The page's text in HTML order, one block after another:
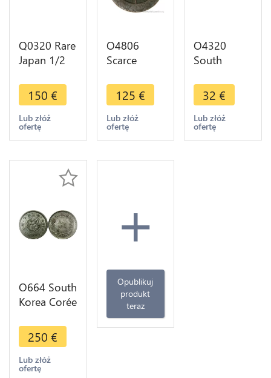
Q0320 Rare
Japan 1/2
Mu Year 2
1898 ->
Make offer
150 €
Lub złóż
ofertę
O4806
Scarce
Mun Sang
P'yong
T'ong Bo
1883 Series
Make offer
125 €
Lub złóż
ofertę
O4320
South
Won 1986
Seoul
Olympics
1988 Proof
32 €
Lub złóż
ofertę
O664 South
Korea Corée
Kuang Mu
1898 Year 2
UNC !!!
250 €
Lub złóż
ofertę
+
Opublikuj
produkt
teraz